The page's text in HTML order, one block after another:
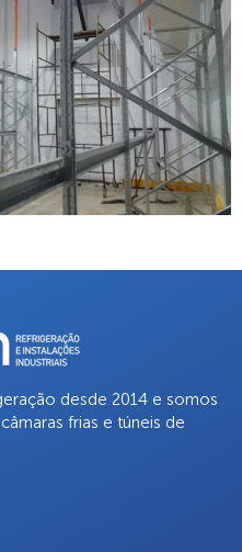
desde 2014 e somos
frias e túneis de